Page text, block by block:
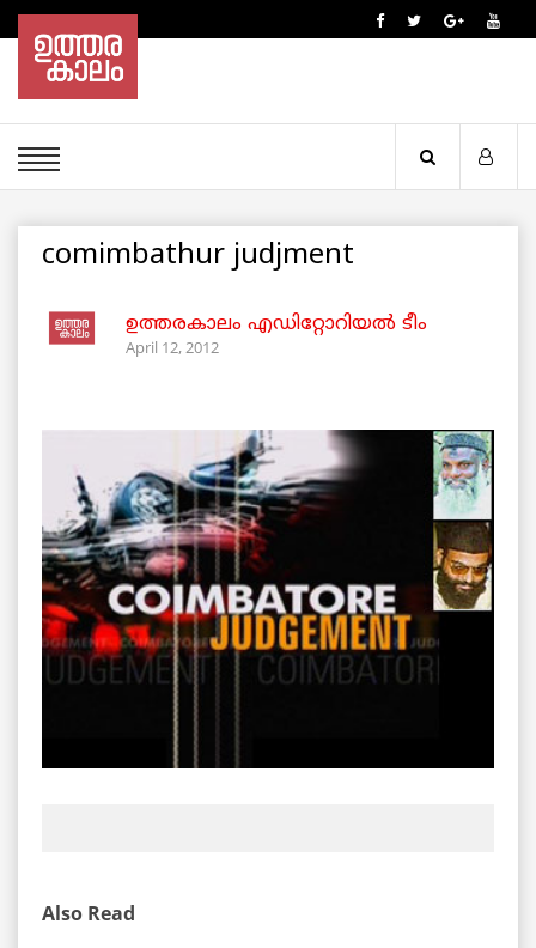
comimbathur judjment
ഉത്തരകാലം എഡിറ്റോറിയല്‍ ടീം
April 12, 2012
Also Read